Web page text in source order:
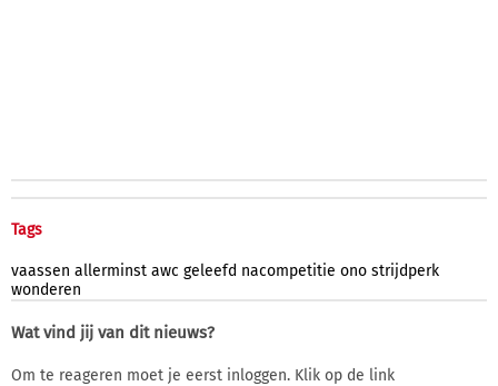
Tags
vaassen allerminst awc geleefd nacompetitie ono strijdperk
wonderen
Wat vind jij van dit nieuws?
Om te reageren moet je eerst inloggen. Klik op de link